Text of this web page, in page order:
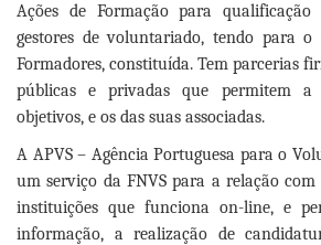
Ações de Formação para
gestores de voluntariado, tendo para
Formadores, constituída. Tem parcerias
públicas e privadas que permitem a
objetivos, e os das suas associadas.
A APVS – Agência Portuguesa para o
um serviço da FNVS para a relação com
instituições que funciona on-line, e
informação, a realização de